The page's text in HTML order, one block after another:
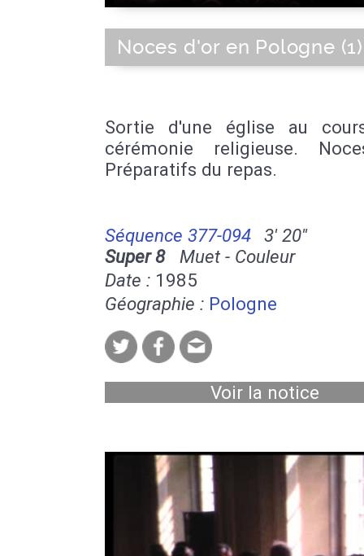
Noces d'or en Pologne (1)
Sortie d'une église au
cérémonie religieuse.
Préparatifs du repas.
Séquence 377-094
3' 20''
Super 8Muet - Couleur
Date : 1985
Géographie : Pologne
Voir la notice